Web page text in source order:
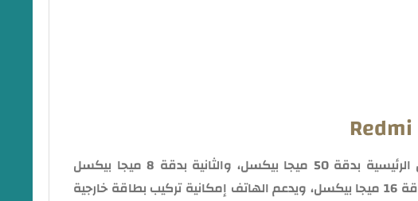
ويحتوي الهاتف على كاميرا خلفية ثلاثية، تكون الرئيسية بدقة 50 ميجا بيكسل، والثانية بدقة 8 ميجا بيكسل
والثالثة بدقة 2 ميجا بيكسل، والأمامية تكون بدقة 16 ميجا بيكسل، ويدعم الهاتف إمكانية تركيب بطاقة خارجية